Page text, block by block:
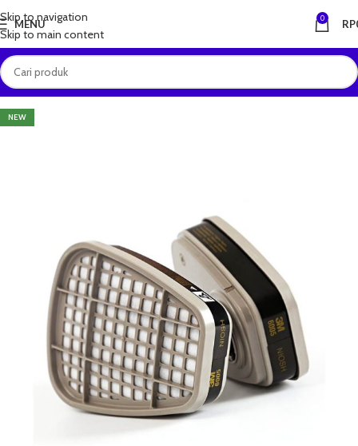
Skip to navigation
Skip to main content
MENU 0 RP
NEW